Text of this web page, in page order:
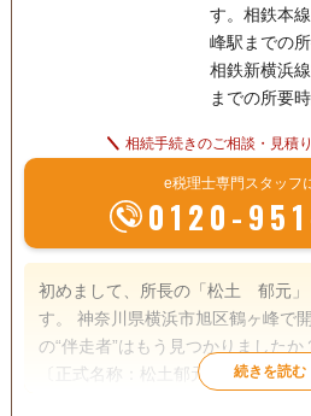
す。相鉄本
峰駅までの
相鉄新横浜
までの所要
相続手続きのご相談・見積
e税理士専門スタッフ
0120-
初めまして、所長の「松土 郁元」
す。 神奈川県横浜市旭区鶴ヶ峰で
の“伴走者”はもう見つかりましたか？ 【松土税理士事務所
〔正式名称：松土郁元税理士事務